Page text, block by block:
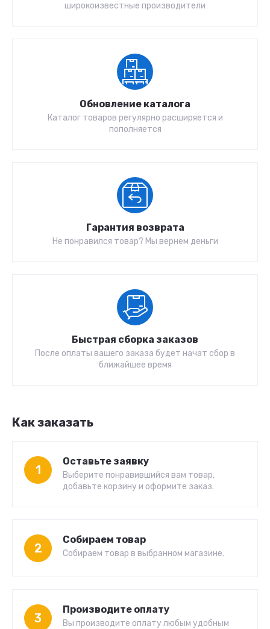
широкоизвестные производители
Обновление каталога
Каталог товаров регулярно расширяется и
пополняется
Гарантия возврата
Не понравился товар? Мы вернем деньги
Быстрая сборка заказов
После оплаты вашего заказа будет начат сбор в
ближайшее время
Как заказать
1
Оставьте заявку
Выберите понравившийся вам товар,
добавьте корзину и оформите заказ.
2
Собираем товар
Собираем товар в выбранном магазине.
3
Производите оплату
Вы производите оплату любым удобным